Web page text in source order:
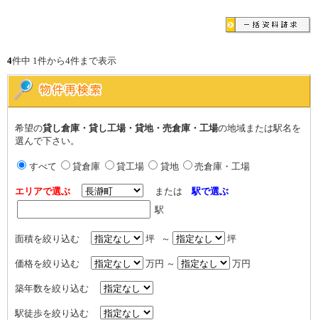
4件中 1件から4件まで表示
希望の貸し倉庫・貸し工場・貸地・売倉庫・工場の地域または駅名を
選んで下さい。
すべて 貸倉庫 貸工場 貸地 売倉庫・工場
エリアで選ぶ または駅で選ぶ
駅
面積を絞り込む 坪 ～ 坪
価格を絞り込む 万円 ～ 万円
築年数を絞り込む
駅徒歩を絞り込む